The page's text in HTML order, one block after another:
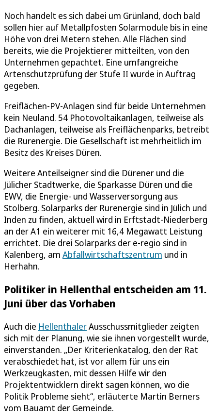
Noch handelt es sich dabei um Grünland, doch bald
sollen hier auf Metallpfosten Solarmodule bis in eine
Höhe von drei Metern stehen. Alle Flächen sind
bereits, wie die Projektierer mitteilten, von den
Unternehmen gepachtet. Eine umfangreiche
Artenschutzprüfung der Stufe II wurde in Auftrag
gegeben.
Freiflächen-PV-Anlagen sind für beide Unternehmen
kein Neuland. 54 Photovoltaikanlagen, teilweise als
Dachanlagen, teilweise als Freiflächenparks, betreibt
die Rurenergie. Die Gesellschaft ist mehrheitlich im
Besitz des Kreises Düren.
Weitere Anteilseigner sind die Dürener und die
Jülicher Stadtwerke, die Sparkasse Düren und die
EWV, die Energie- und Wasserversorgung aus
Stolberg. Solarparks der Rurenergie sind in Jülich und
Inden zu finden, aktuell wird in Erftstadt-Niederberg
an der A1 ein weiterer mit 16,4 Megawatt Leistung
errichtet. Die drei Solarparks der e-regio sind in
Kalenberg, am Abfallwirtschaftszentrum und in
Herhahn.
Politiker in Hellenthal entscheiden am 11.
Juni über das Vorhaben
Auch die HellenthalerAusschussmitglieder zeigten
sich mit der Planung, wie sie ihnen vorgestellt wurde,
einverstanden. „Der Kriterienkatalog, den der Rat
verabschiedet hat, ist vor allem für uns ein
Werkzeugkasten, mit dessen Hilfe wir den
Projektentwicklern direkt sagen können, wo die
Politik Probleme sieht“, erläuterte Martin Berners
vom Bauamt der Gemeinde.